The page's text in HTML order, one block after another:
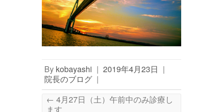
By kobayashi | 2019年4月23日 |
院長のブログ |
← 4月27日（土）午前中のみ診療し
ます